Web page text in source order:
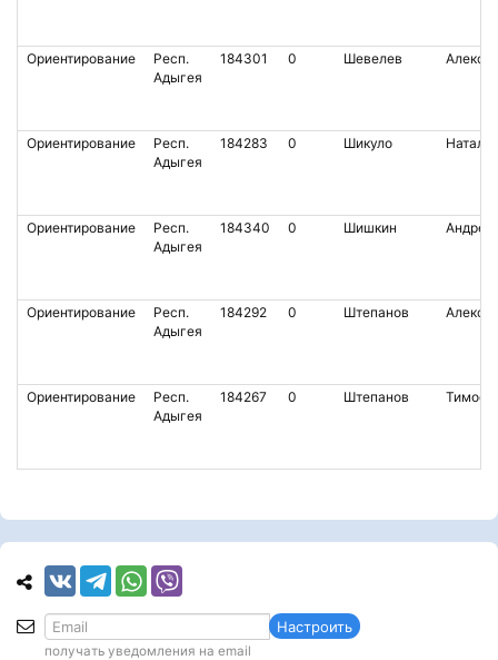
Ориентирование
Респ.
Адыгея
184301 0 Шевелев
Ориентирование
Респ.
Адыгея
184283 0 Шикуло
Ориентирование
Респ.
Адыгея
184340 0 Шишкин Андрей
Ориентирование
Респ.
Адыгея
184292 0 Штепанов
Ориентирование
Респ.
Адыгея
184267 0 Штепанов
Настроить
получать уведомления на email